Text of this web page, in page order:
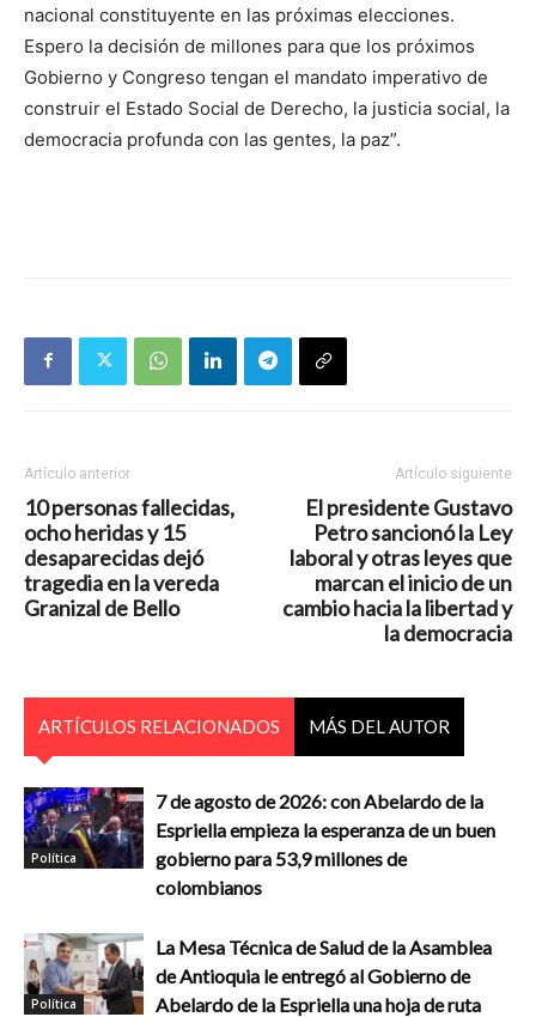
nacional constituyente en las próximas elecciones.
Espero la decisión de millones para que los próximos
Gobierno y Congreso tengan el mandato imperativo de
construir el Estado Social de Derecho, la justicia social, la
democracia profunda con las gentes, la paz”.
Artículo anterior
10 personas fallecidas,
ocho heridas y 15
desaparecidas dejó
tragedia en la vereda
Granizal de Bello
Artículo siguiente
El presidente Gustavo
Petro sancionó la Ley
laboral y otras leyes que
marcan el inicio de un
cambio hacia la libertad y
la democracia
ARTÍCULOS RELACIONADOS MÁS DEL AUTOR
Política
7 de agosto de 2026: con Abelardo de la
Espriella empieza la esperanza de un buen
gobierno para 53,9 millones de
colombianos
Política
La Mesa Técnica de Salud de la Asamblea
de Antioquia le entregó al Gobierno de
Abelardo de la Espriella una hoja de ruta